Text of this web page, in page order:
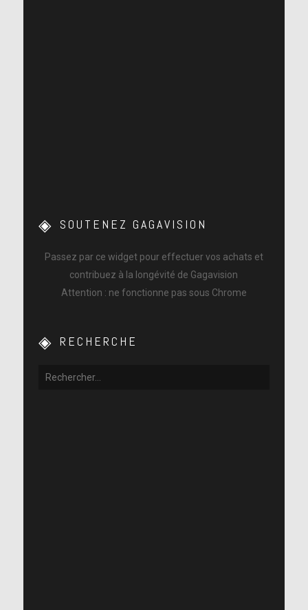
SOUTENEZ GAGAVISION
Passez par ce widget pour effectuer vos achats et
contribuez à la longévité de Gagavision
Attention : ne fonctionne pas sous Chrome
RECHERCHE